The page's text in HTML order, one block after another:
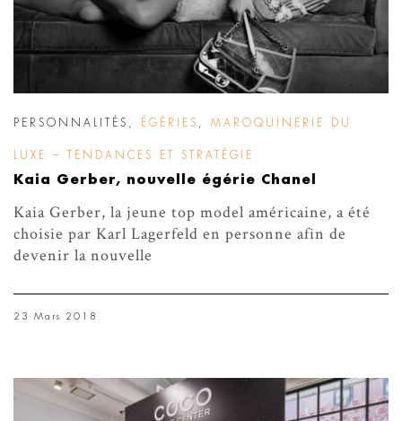
PERSONNALITÉS ÉGÉRIES MAROQUINERIE DU
LUXE – TENDANCES ET STRATÉGIE
Kaia Gerber, nouvelle égérie Chanel
Kaia Gerber, la jeune top model américaine, a été
choisie par Karl Lagerfeld en personne afin de
devenir la nouvelle
23 Mars 2018